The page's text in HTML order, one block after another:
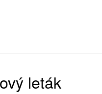
leták